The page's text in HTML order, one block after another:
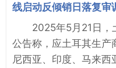
线启动反倾销日落复审
2025年5月21日
公告称，应土耳其生产
尼西亚、印度、马来西